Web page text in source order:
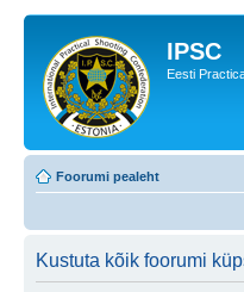
IPSC
Eesti
Foorumi pealeht
Kustuta kõik foorumi